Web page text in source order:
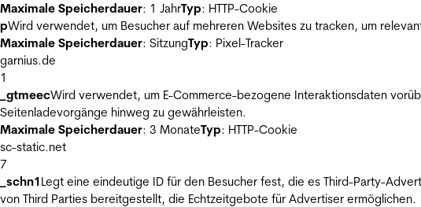
Maximale Speicherdauer: 1 JahrTyp: HTTP-Cookie
pWird verwendet, um Besucher auf mehreren Websites zu tracken, um
Maximale Speicherdauer: SitzungTyp: Pixel-Tracker
garnius.de
1
_gtmeecWird verwendet, um E-Commerce-bezogene Interaktionsdaten
Seitenladevorgänge hinweg zu gewährleisten.
Maximale Speicherdauer: 3 MonateTyp: HTTP-Cookie
sc-static.net
7
_schn1Legt eine eindeutige ID für den Besucher fest, die es Third-Party-
von Third Parties bereitgestellt, die Echtzeitgebote für Advertiser ermöglichen.